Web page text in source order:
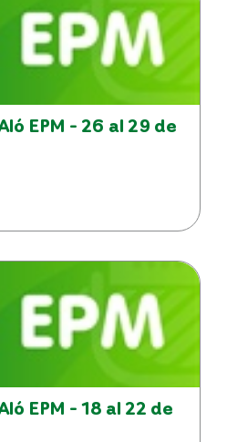
EPM - 26 al 29 de
EPM - 18 al 22 de